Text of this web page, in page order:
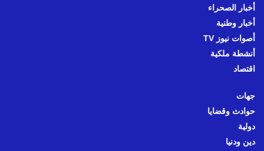
أخبار الصحراء
أخبار وطنية
أصوات نيوز TV
أنشطة ملكية
اقتصاد
جهات
حوادث وقضايا
دولية
دين ودنيا